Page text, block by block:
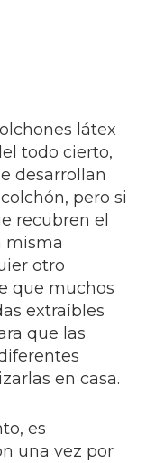
látex
todo cierto,
desarrollan
pero si
recubren el
misma
otro
que muchos
extraíbles
que las
en casa.
es
una vez por